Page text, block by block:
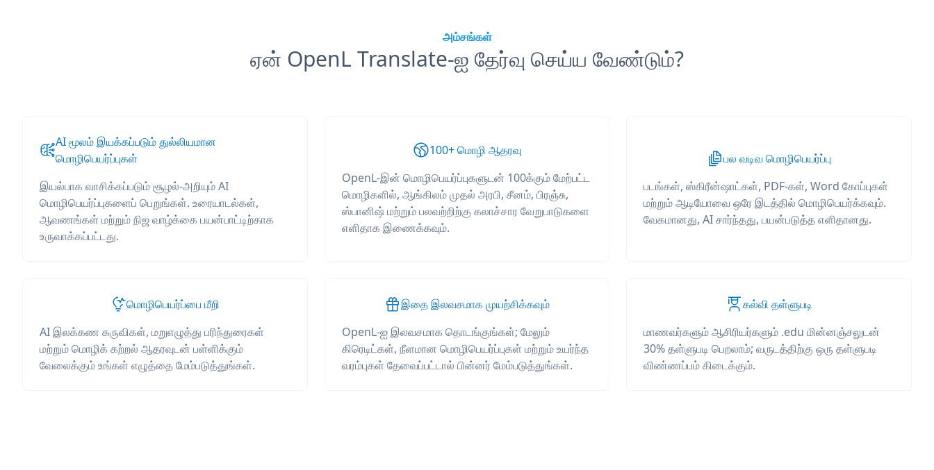
அம்சங்கள்
ஏன் OpenL Translate-ஐ தேர்வு செய்ய வேண்டும்?
AI மூலம் இயக்கப்படும் துல்லியமான
மொழிபெயர்ப்புகள்
இயல்பாக வாசிக்கப்படும் சூழல்-அறியும் AI
மொழிபெயர்ப்புகளைப் பெறுங்கள். உரையாடல்கள்,
ஆவணங்கள் மற்றும் நிஜ வாழ்க்கை பயன்பாட்டிற்காக
உருவாக்கப்பட்டது.
100+ மொழி ஆதரவு
OpenL-இன் மொழிபெயர்ப்புகளுடன் 100க்கும் மேற்பட்ட
மொழிகளில், ஆங்கிலம் முதல் அரபி, சீனம், பிரஞ்சு,
ஸ்பானிஷ் மற்றும் பலவற்றிற்கு கலாச்சார வேறுபாடுகளை
எளிதாக இணைக்கவும்.
பல வடிவ மொழிபெயர்ப்பு
படங்கள், ஸ்கிரீன்ஷாட்கள், PDF-கள், Word கோப்புகள்
மற்றும் ஆடியோவை ஒரே இடத்தில் மொழிபெயர்க்கவும்.
வேகமானது, AI சார்ந்தது, பயன்படுத்த எளிதானது.
மொழிபெயர்ப்பை மீறி
AI இலக்கண கருவிகள், மறுஎழுத்து பரிந்துரைகள்
மற்றும் மொழிக் கற்றல் ஆதரவுடன் பள்ளிக்கும்
வேலைக்கும் உங்கள் எழுத்தை மேம்படுத்துங்கள்.
இதை இலவசமாக முயற்சிக்கவும்
OpenL-ஐ இலவசமாக தொடங்குங்கள்; மேலும்
கிரெடிட்கள், நீளமான மொழிபெயர்ப்புகள் மற்றும் உயர்ந்த
வரம்புகள் தேவைப்பட்டால் பின்னர் மேம்படுத்துங்கள்.
கல்வி தள்ளுபடி
மாணவர்களும் ஆசிரியர்களும் .edu மின்னஞ்சலுடன்
30% தள்ளுபடி பெறலாம்; வருடத்திற்கு ஒரு தள்ளுபடி
விண்ணப்பம் கிடைக்கும்.